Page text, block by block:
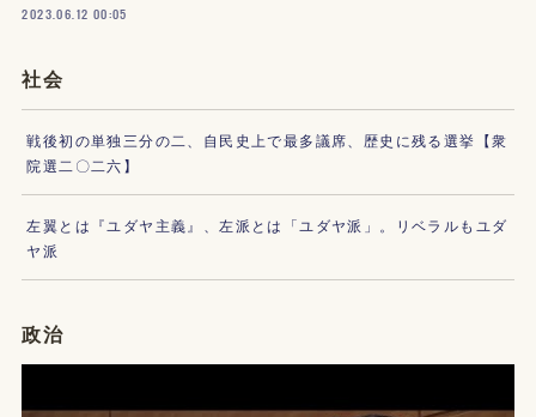
2023.06.12 00:05
社会
戦後初の単独三分の二、自民史上で最多議席、歴史に残る選挙【衆
院選二〇二六】
左翼とは『ユダヤ主義』、左派とは「ユダヤ派」。リベラルもユダ
ヤ派
政治